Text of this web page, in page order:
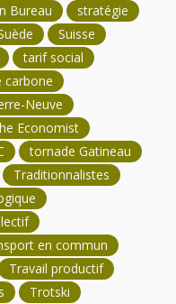
Bureau
stratégie
Suisse
tarif social
carbone
Neuve
Economist
tornade Gatineau
Traditionnalistes
en commun
Travail productif
Trotski